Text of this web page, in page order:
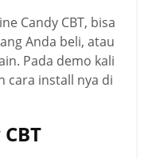
Candy CBT, bisa
Anda beli, atau
Pada demo kali
cara install nya di